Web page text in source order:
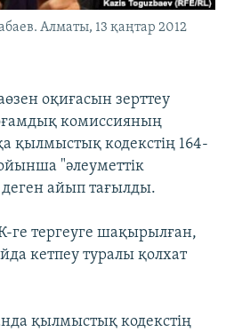
Алматы, 13 қаңтар 2012
оқиғасын зерттеу
комиссияның
қылмыстық кодекстің 164-
"әлеуметтік
айып тағылды.
ге тергеуге шақырылған,
кетпеу туралы қолхат
қылмыстық кодекстің